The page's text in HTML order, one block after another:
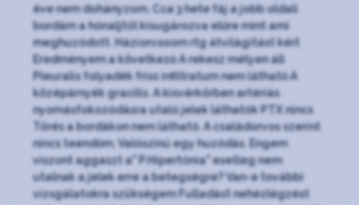
éve nem dohányzom. Cca 3 hete fáj a jobb oldali
bordám a hónaljtól kisugározva előre mint ami
meghuzódott. Háziorvosom rtg átvilágitást kért
Eredményem a következő A rekesz mélyen áll
Pleuralis folyadék friss infiltratum nem láthatő A
középárnyék gracilis. A kisvérkörben artériás
nyomásfokozódásra utaló jelek láthatók PTX nincs
Törés a bordákon nem látható. A családorvos szerint
nincs teendőm. Valószinű egy huzódás. Engem
viszont aggaszt a" P.Hipertónia" esetleg nem
utalnak a jelek erre a betegségre? Van-e további
vizsgálatokra szükségem Fulladást nehézlégzést